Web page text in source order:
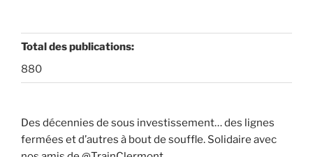
Total des publications:
880
Des décennies de sous investissement… des lignes
fermées et d’autres à bout de souffle. Solidaire avec